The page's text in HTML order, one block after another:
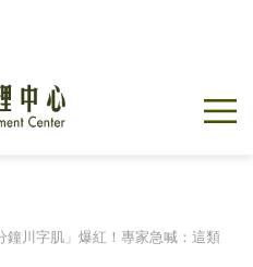
鐘川字肌」爆紅！專家急喊：這類